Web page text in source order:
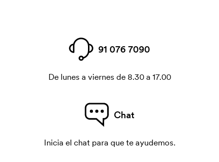
91 076 7090
De lunes a viernes de 8.30 a 17.00
Chat
Inicia el chat para que te ayudemos.